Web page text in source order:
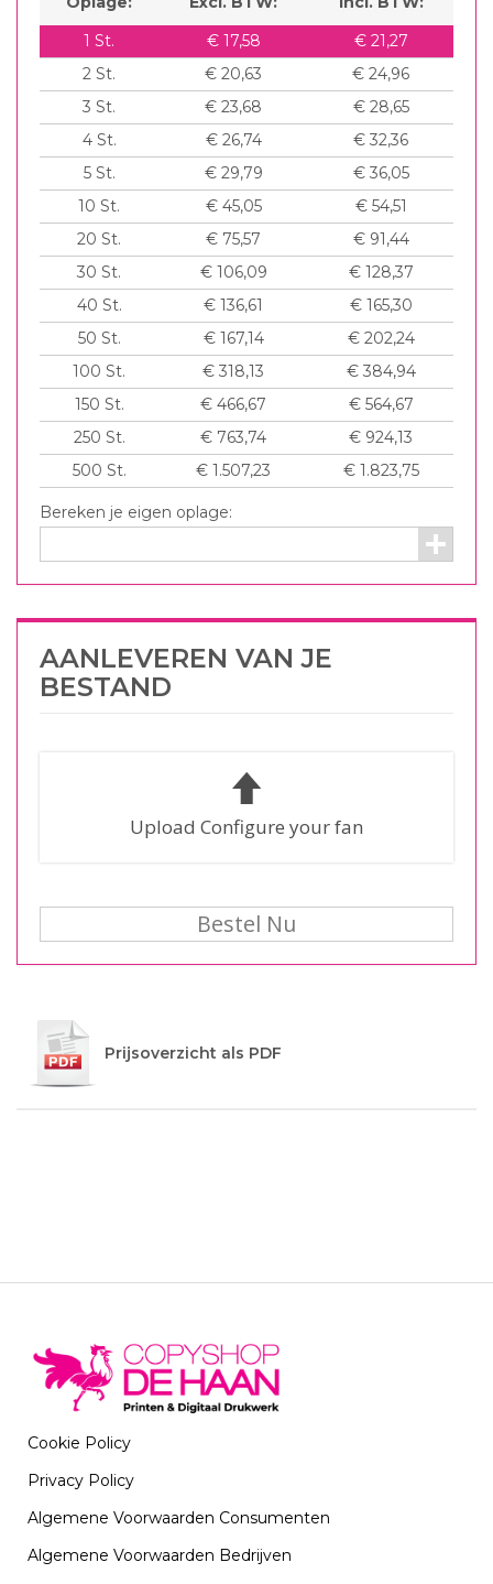
1 St. € 17,58
€ 21,27
2 St. € 20,63
€ 24,96
3 St. € 23,68
€ 28,65
4St. € 26,74
€ 32,36
5St. € 29,79
€ 36,05
10 St. € 45,05
€ 54,51
20 St. € 75,57
€ 91,44
30 St. € 106,09
€ 128,37
40 St. € 136,61
€ 165,30
50 St. € 167,14
€ 202,24
100 St. € 318,13
€ 384,94
150 St. € 466,67
€ 564,67
250 St. € 763,74
€ 924,13
500 St. € 1.507,23 € 1.823,75
Bereken je eigen oplage:
AANLEVEREN VAN JE
BESTAND
Upload Configure your fan
Bestel Nu
Prijsoverzicht als PDF
Cookie Policy
Privacy Policy
Algemene Voorwaarden Consumenten
Algemene Voorwaarden Bedrijven